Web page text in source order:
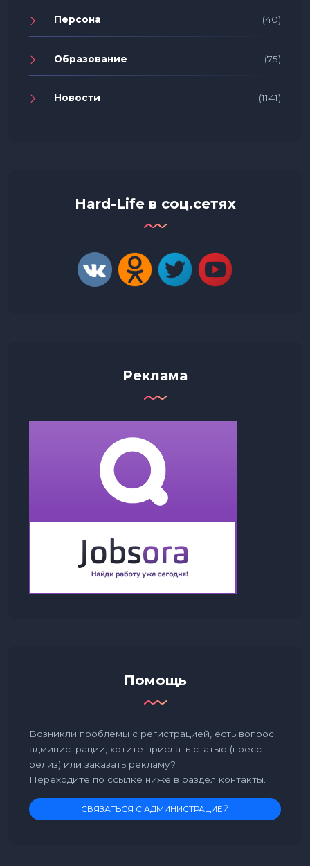
Персона (40)
Образование (75)
Новости (1141)
Hard-Life в соц.сетях
Реклама
Помощь
Возникли проблемы с регистрацией, есть вопрос
администрации, хотите прислать статью (пресс-
релиз) или заказать рекламу?
Переходите по ссылке ниже в раздел контакты.
СВЯЗАТЬСЯ С АДМИНИСТРАЦИЕЙ